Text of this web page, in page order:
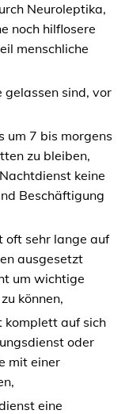
Neuroleptika,
noch hilflosere
menschliche
gelassen sind, vor
um 7 bis morgens
zu bleiben,
keine
Beschäftigung
oft sehr lange auf
ausgesetzt
um wichtige
können,
komplett auf sich
oder
mit einer
eine